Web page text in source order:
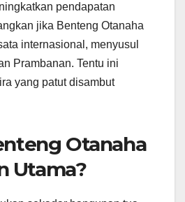
pendapatan
jika Benteng Otanaha
internasional, menyusul
Prambanan. Tentu ini
yang patut disambut
Otanaha
Utama?